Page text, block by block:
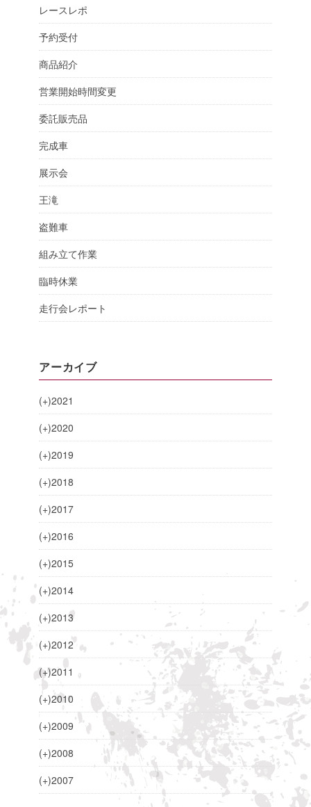
レースレポ
予約受付
商品紹介
営業開始時間変更
委託販売品
完成車
展示会
王滝
盗難車
組み立て作業
臨時休業
走行会レポート
アーカイブ
(+)2021
(+)2020
(+)2019
(+)2018
(+)2017
(+)2016
(+)2015
(+)2014
(+)2013
(+)2012
(+)2011
(+)2010
(+)2009
(+)2008
(+)2007